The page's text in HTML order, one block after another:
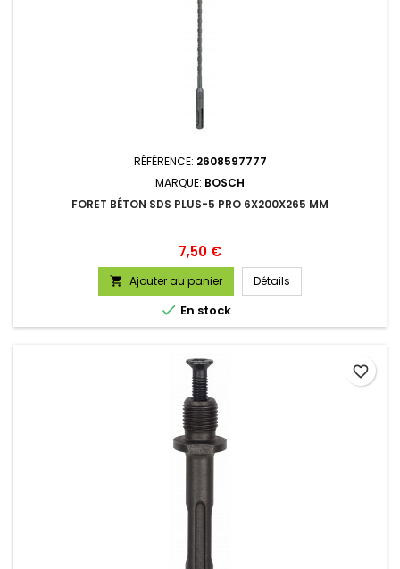
RÉFÉRENCE: 2608597777
MARQUE: BOSCH
FORET BÉTON SDS PLUS-5 PRO 6X200X265 MM
Prix
7,50 €
 Ajouter au panier Détails
 En stock
favorite_border